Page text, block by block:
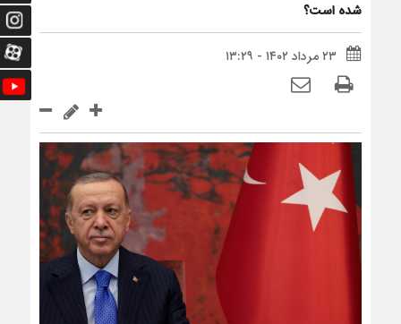
شده است؟
۲۳ مرداد ۱۴۰۲ - ۱۳:۲۹